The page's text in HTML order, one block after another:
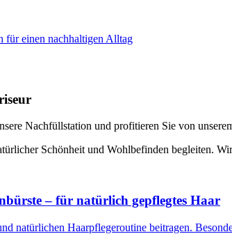
für einen nachhaltigen Alltag
Nachfüllstation und profitieren Sie von
Schönheit und Wohlbefinden begleiten.
– für natürlich gepflegtes Haar
natürlichen Haarpflegeroutine beitragen.